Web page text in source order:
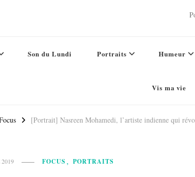
Son du Lundi Portraits Humeur
Vis ma vie
[Portrait] Nasreen Mohamedi, l’artiste indienne qui
FOCUS PORTRAITS